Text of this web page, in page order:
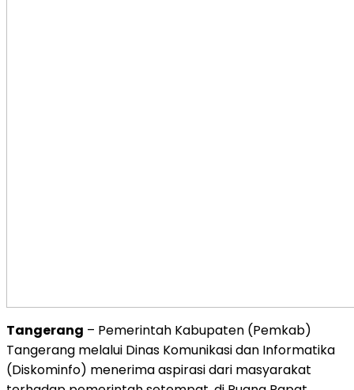
Tangerang – Pemerintah Kabupaten (Pemkab)
Tangerang melalui Dinas Komunikasi dan Informatika
(Diskominfo) menerima aspirasi dari masyarakat